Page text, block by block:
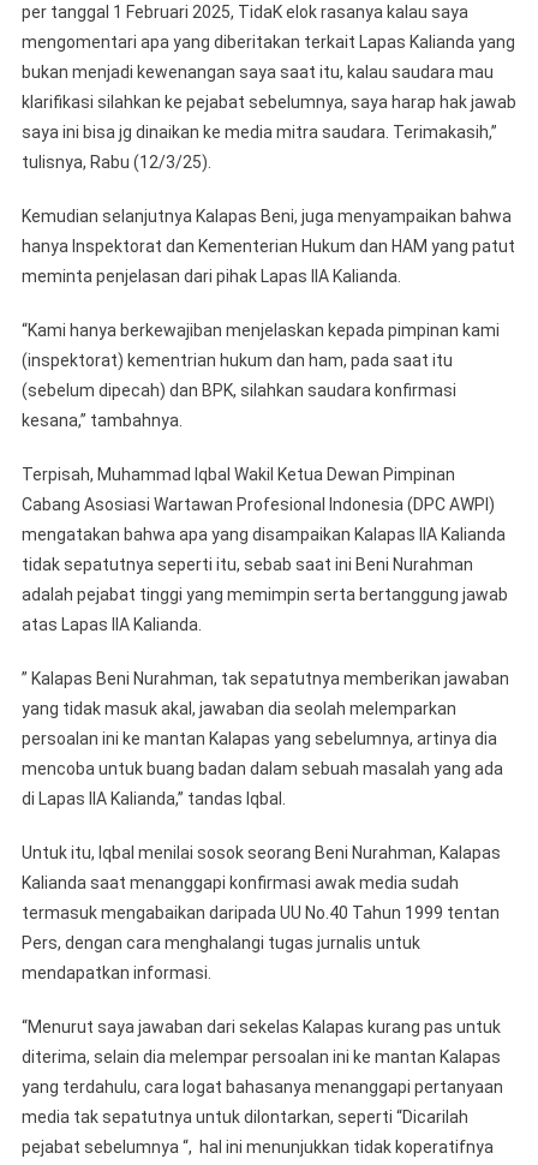
per tanggal 1 Februari 2025, TidaK elok rasanya kalau saya
mengomentari apa yang diberitakan terkait Lapas Kalianda yang
bukan menjadi kewenangan saya saat itu, kalau saudara mau
klarifikasi silahkan ke pejabat sebelumnya, saya harap hak jawab
saya ini bisa jg dinaikan ke media mitra saudara. Terimakasih,”
tulisnya, Rabu (12/3/25).
Kemudian selanjutnya Kalapas Beni, juga menyampaikan bahwa
hanya Inspektorat dan Kementerian Hukum dan HAM yang patut
meminta penjelasan dari pihak Lapas IIA Kalianda.
“Kami hanya berkewajiban menjelaskan kepada pimpinan kami
(inspektorat) kementrian hukum dan ham, pada saat itu
(sebelum dipecah) dan BPK, silahkan saudara konfirmasi
kesana,” tambahnya.
Terpisah, Muhammad Iqbal Wakil Ketua Dewan Pimpinan
Cabang Asosiasi Wartawan Profesional Indonesia (DPC AWPI)
mengatakan bahwa apa yang disampaikan Kalapas IIA Kalianda
tidak sepatutnya seperti itu, sebab saat ini Beni Nurahman
adalah pejabat tinggi yang memimpin serta bertanggung jawab
atas Lapas IIA Kalianda.
” Kalapas Beni Nurahman, tak sepatutnya memberikan jawaban
yang tidak masuk akal, jawaban dia seolah melemparkan
persoalan ini ke mantan Kalapas yang sebelumnya, artinya dia
mencoba untuk buang badan dalam sebuah masalah yang ada
di Lapas IIA Kalianda,” tandas Iqbal.
Untuk itu, Iqbal menilai sosok seorang Beni Nurahman, Kalapas
Kalianda saat menanggapi konfirmasi awak media sudah
termasuk mengabaikan daripada UU No.40 Tahun 1999 tentan
Pers, dengan cara menghalangi tugas jurnalis untuk
mendapatkan informasi.
“Menurut saya jawaban dari sekelas Kalapas kurang pas untuk
diterima, selain dia melempar persoalan ini ke mantan Kalapas
yang terdahulu, cara logat bahasanya menanggapi pertanyaan
media tak sepatutnya untuk dilontarkan, seperti “Dicarilah
pejabat sebelumnya “, hal ini menunjukkan tidak koperatifnya